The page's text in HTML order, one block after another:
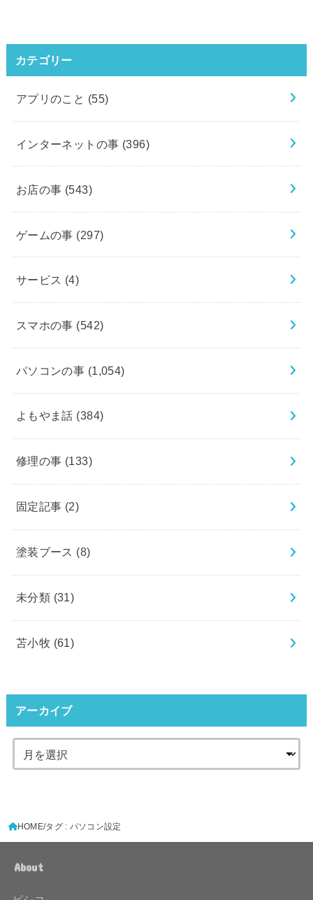
カテゴリー
アプリのこと (55)
インターネットの事 (396)
お店の事 (543)
ゲームの事 (297)
サービス (4)
スマホの事 (542)
パソコンの事 (1,054)
よもやま話 (384)
修理の事 (133)
固定記事 (2)
塗装ブース (8)
未分類 (31)
苫小牧 (61)
アーカイブ
HOME タグ : パソコン設定
About